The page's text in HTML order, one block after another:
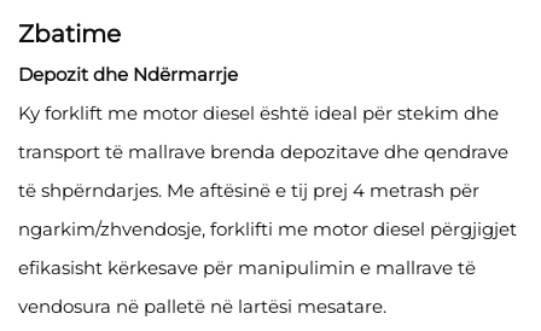
Zbatime
Depozit dhe Ndërmarrje
Ky forklift me motor diesel është ideal për stekim dhe
transport të mallrave brenda depozitave dhe qendrave
të shpërndarjes. Me aftësinë e tij prej 4 metrash për
ngarkim/zhvendosje, forklifti me motor diesel përgjigjet
efikasisht kërkesave për manipulimin e mallrave të
vendosura në palletë në lartësi mesatare.